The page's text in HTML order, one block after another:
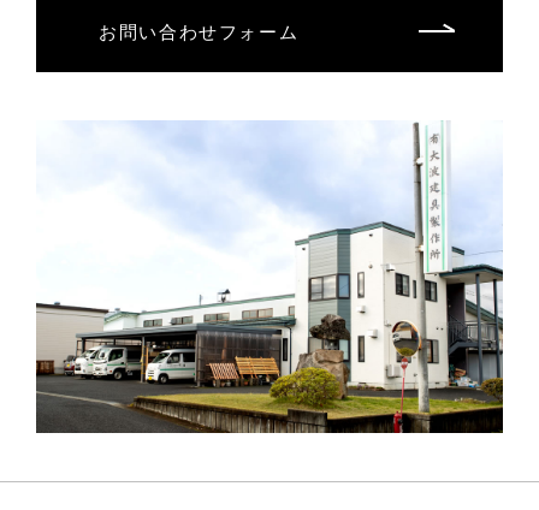
お問い合わせフォーム